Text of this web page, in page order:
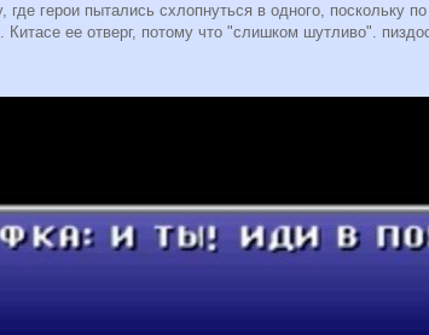
где герои пытались схлопнуться в одного, поскольку
Китасе ее отверг, потому что "слишком шутливо".